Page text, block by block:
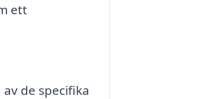
ett
de specifika